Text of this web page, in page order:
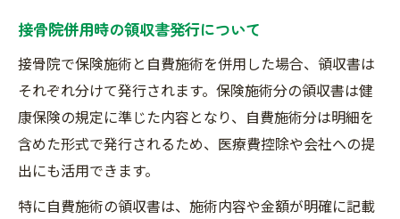
接骨院併用時の領収書発行について
接骨院で保険施術と自費施術を併用した場合、領収書は
それぞれ分けて発行されます。保険施術分の領収書は健
康保険の規定に準じた内容となり、自費施術分は明細を
含めた形式で発行されるため、医療費控除や会社への提
出にも活用できます。
特に自費施術の領収書は、施術内容や金額が明確に記載